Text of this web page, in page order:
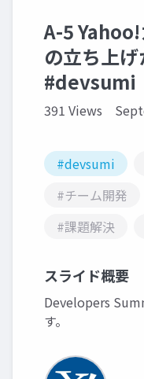
A-5
の立ち上
#devsumi
391 Views
#devsumi
#チーム開発
#課題解決
スライド概要
Developers
す。